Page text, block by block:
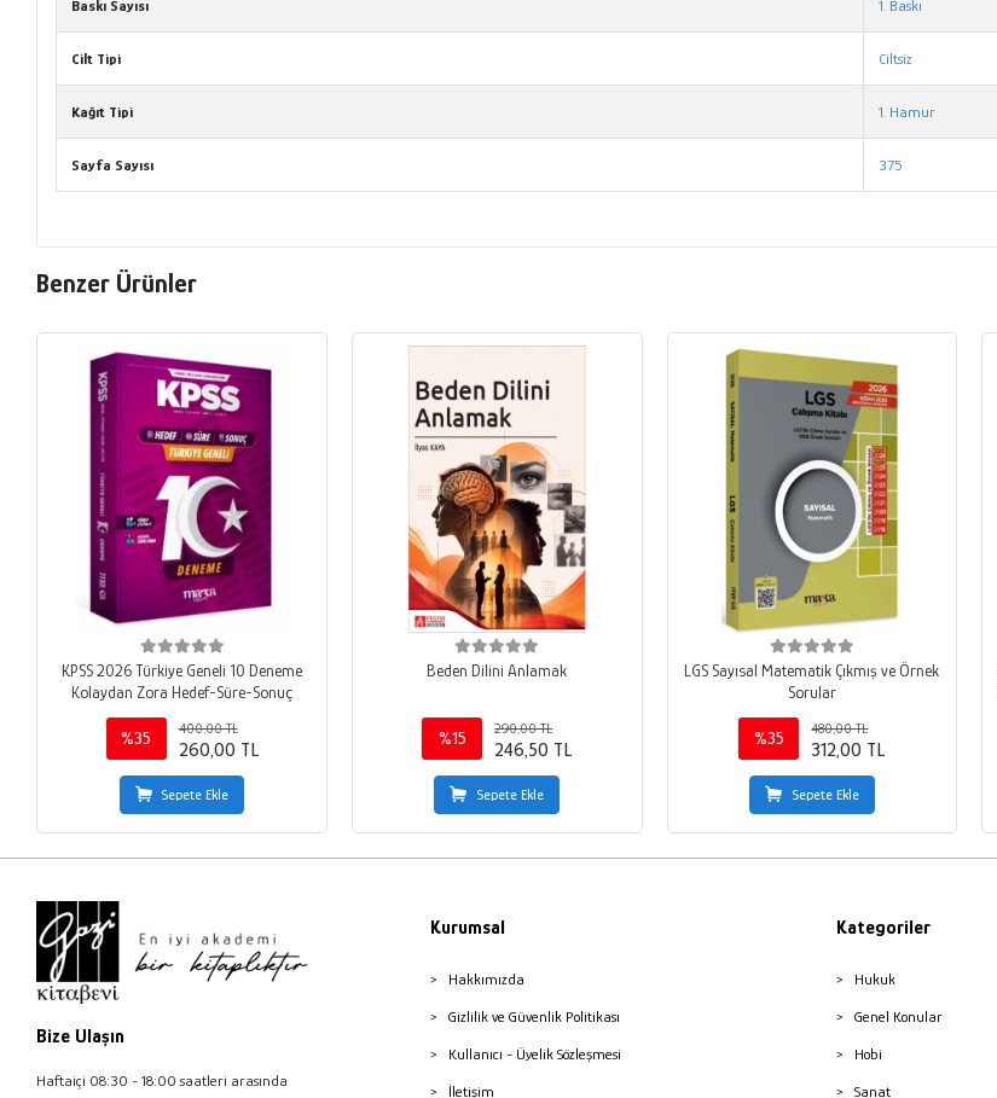
Baskı Sayısı 1. Baskı
Cilt Tipi Ciltsiz
Kağıt Tipi 1. Hamur
Sayfa Sayısı 375
Benzer Ürünler
KPSS 2026 Türkiye Geneli 10 Deneme
Kolaydan Zora Hedef-Süre-Sonuç
%35
400,00 TL
260,00 TL
Sepete Ekle
Beden Dilini Anlamak
%15
290,00 TL
246,50 TL
Sepete Ekle
LGS Sayısal Matematik Çıkmış ve Örnek
Sorular
%35
480,00 TL
312,00 TL
Sepete Ekle
Bize Ulaşın
Haftaiçi 08:30 - 18:00 saatleri arasında
Kurumsal
Hakkımızda
Gizlilik ve Güvenlik Politikası
Kullanıcı - Üyelik Sözleşmesi
İletişim
Kategoriler
Hukuk
Genel Konular
Hobi
Sanat